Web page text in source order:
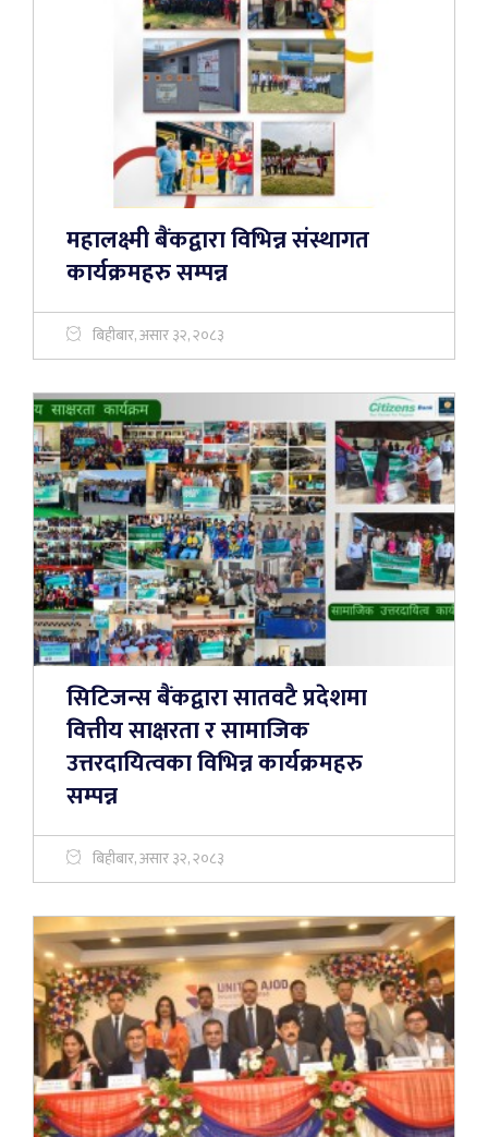
महालक्ष्मी बैंकद्वारा विभिन्न संस्थागत
कार्यक्रमहरु सम्पन्न
बिहीबार, असार ३२, २०८३
सिटिजन्स बैंकद्वारा सातवटै प्रदेशमा
वित्तीय साक्षरता र सामाजिक
उत्तरदायित्वका विभिन्न कार्यक्रमहरु
सम्पन्न
बिहीबार, असार ३२, २०८३